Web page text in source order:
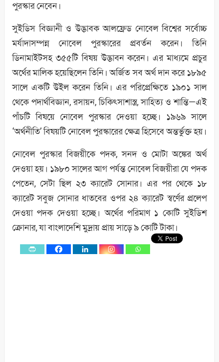
পুরস্কার নেবেন।
সুইডিস বিজ্ঞানী ও উদ্ভাবক আলফ্রেড নোবেল বিশ্বের সর্বোচ্চ
মর্যাদাসম্পন্ন নোবেল পুরস্কারের প্রবর্তন করেন। তিনি
ডিনামাইটসহ ৩৫৫টি বিষয় উদ্ভাবন করেন। এর মাধ্যমে প্রচুর
অর্থের মালিক হয়েছিলেন তিনি। অর্জিত সব অর্থ দান করে ১৮৯৫
সালে একটি উইল করেন তিনি। এর পরিপ্রেক্ষিতে ১৯০১ সাল
থেকে পদার্থবিজ্ঞান, রসায়ন, চিকিৎসাশাস্ত্র, সাহিত্য ও শান্তি—এই
পাঁচটি বিষয়ে নোবেল পুরস্কার দেওয়া হচ্ছে। ১৯৬৯ সালে
‘অর্থনীতি’ বিষয়টি নোবেল পুরস্কারের ক্ষেত্র হিসেবে অন্তর্ভুক্ত হয়।
নোবেল পুরস্কার বিজয়ীকে পদক, সনদ ও মোটা অঙ্কের অর্থ
দেওয়া হয়। ১৯৮০ সালের আগ পর্যন্ত নোবেল বিজয়ীরা যে পদক
পেতেন, সেটা ছিল ২৩ ক্যারেট সোনার। এর পর থেকে ১৮
ক্যারেট সবুজ সোনার ধাতবের ওপর ২৪ ক্যারেট স্বর্ণের প্রলেপ
দেওয়া পদক দেওয়া হচ্ছে। অর্থের পরিমাণ ১ কোটি সুইডিশ
ক্রোনার, যা বাংলাদেশি মুদ্রায় প্রায় সাড়ে ৯ কোটি টাকা।